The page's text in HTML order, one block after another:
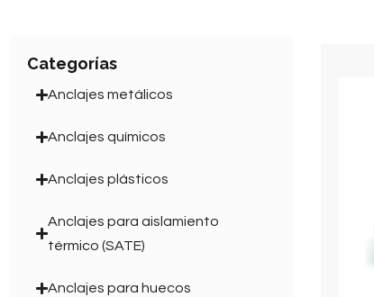
Categorías
Anclajes metálicos
Anclajes químicos
Anclajes plásticos
Anclajes para aislamiento
térmico (SATE)
Anclajes para huecos